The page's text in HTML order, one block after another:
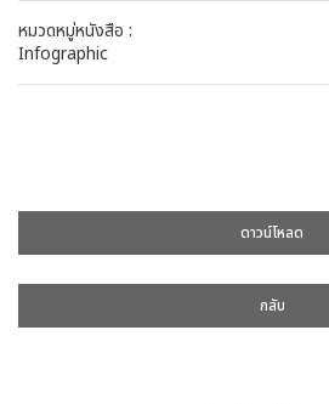
หมวดหมู่หนังสือ :
Infographic
ดาวน์โหลด
กลับ